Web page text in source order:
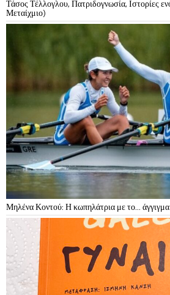
Τάσος Τέλλογλου, Πατριδογνωσία, Ιστορίες
Μεταίχμιο)
Μηλένα Κοντού: Η κωπηλάτρια με το…